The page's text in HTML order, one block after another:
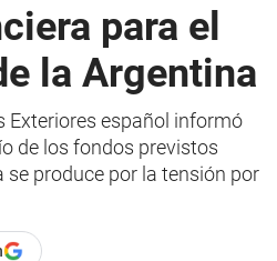
para el
la Argentina
Exteriores español informó
de los fondos previstos
se produce por la tensión por